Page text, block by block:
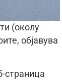
(околу
објавува
страница